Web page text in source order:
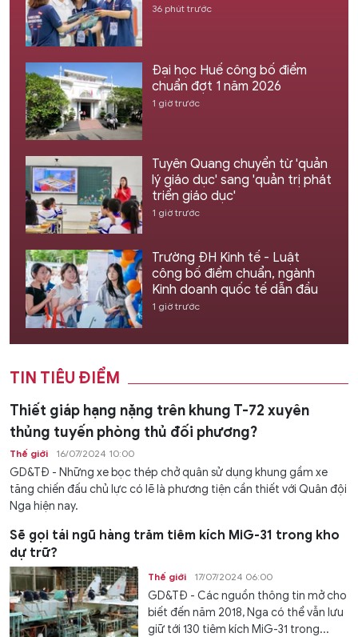
36 phút trước
Đại học Huế công bố điểm
chuẩn đợt 1 năm 2026
1 giờ trước
Tuyên Quang chuyển từ 'quản
lý giáo dục' sang 'quản trị phát
triển giáo dục'
1 giờ trước
Trường ĐH Kinh tế - Luật
công bố điểm chuẩn, ngành
Kinh doanh quốc tế dẫn đầu
1 giờ trước
TIN TIÊU ĐIỂM
Thiết giáp hạng nặng trên khung T-72 xuyên
thủng tuyến phòng thủ đối phương?
Thế giới 16/07/2024 10:00
GD&TĐ - Những xe bọc thép chở quân sử dụng khung gầm xe
tăng chiến đấu chủ lực có lẽ là phương tiện cần thiết với Quân đội
Nga hiện nay.
Sẽ gọi tái ngũ hàng trăm tiêm kích MiG-31 trong kho
dự trữ?
Thế giới 17/07/2024 06:00
GD&TĐ - Các nguồn thông tin mở cho
biết đến năm 2018, Nga có thể vẫn lưu
giữ tới 130 tiêm kích MiG-31 trong...